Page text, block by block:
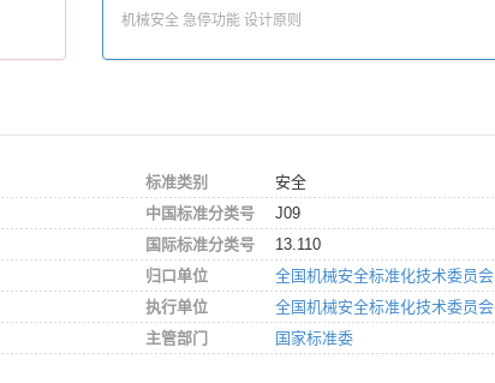
机械安全 急停功能 设计原则
标准类别
安全
中国标准分类号
J09
国际标准分类号
13.110
归口单位
全国机械安全标准化技术委员会
执行单位
全国机械安全标准化技术委员会
主管部门
国家标准委